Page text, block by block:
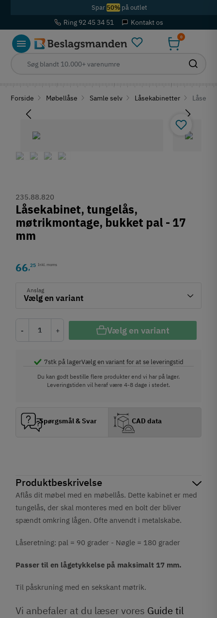
Spar 50%på outlet
Ring 92 45 34 51 Kontakt os
0
Forside Møbellåse Samle selv Låsekabinetter
Produktbeskrivelse
Aflås dit møbel med en møbellås. Dette kabinet er med
tungelås, der skal monteres med en bolt der bliver
spændt omkring lågen. Ofte anvendt i metalskabe.
Låseretning: pal = 90 grader - Nøgle = 180 grader
Passer til en lågetykkelse på maksimalt 17 mm.
Til påskruning med en sekskant møtrik.
Vi anbefaler at du læser vores Guide til
235.88.820
Låsekabinet, tungelås,
møtrikmontage, bukket pal - 17
mm
66,25 Inkl. moms
Anslag
- + Vælg en variant
7stk på lagerVælg en variant for at se leveringstid
Du kan godt bestille flere produkter end vi har på lager.
Leveringstiden vil heraf være 4-8 dage i stedet.
Spørgsmål & Svar CAD data